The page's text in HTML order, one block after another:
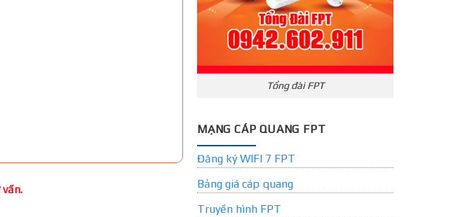
Tổng đài FPT
MẠNG CÁP QUANG FPT
Đăng ký WIFI 7 FPT
Bảng giá cáp quang
Truyền hình FPT